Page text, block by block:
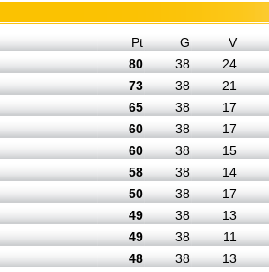
Pt G
V
80 38
24
73 38
21
65 38
17
60 38
17
60 38
15
58 38
14
50 38
17
49 38
13
49 38
11
48 38
13